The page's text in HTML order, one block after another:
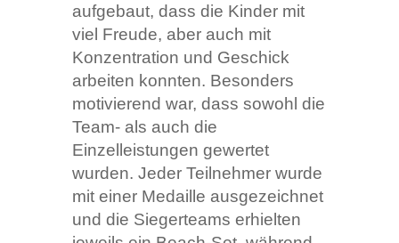
aufgebaut, dass die Kinder mit
viel Freude, aber auch mit
Konzentration und Geschick
arbeiten konnten. Besonders
motivierend war, dass sowohl die
Team- als auch die
Einzelleistungen gewertet
wurden. Jeder Teilnehmer wurde
mit einer Medaille ausgezeichnet
und die Siegerteams erhielten